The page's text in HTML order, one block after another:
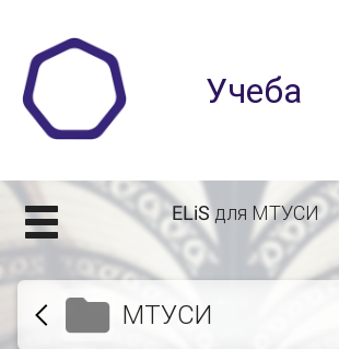
ELiS для МТУСИ
МТУСИ